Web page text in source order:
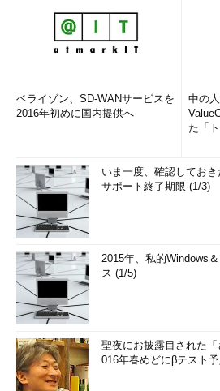
ベライゾン、SD-WANサービスを
2016年初めに国内提供へ
中の
た「
いま一度、確認してお
サポート終了期限 (1/3)
2015年、私的Windows
ス (1/5)
聖夜にお披露目された
016年春めどにβテスト